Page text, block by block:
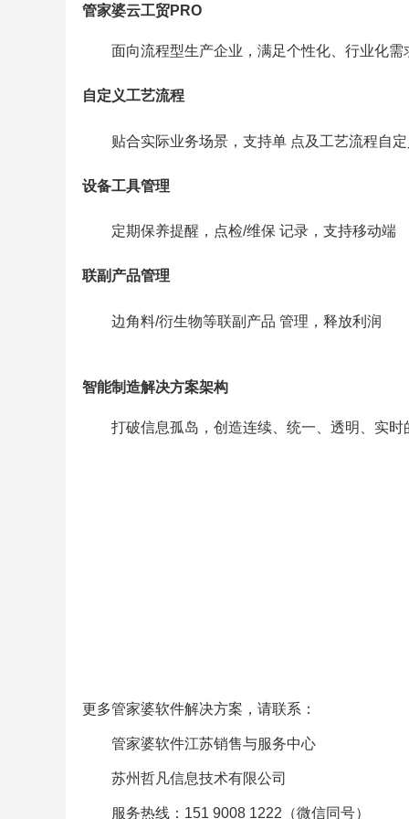
管家婆云工贸PRO
面向流程型生产企业，满足个性化、行业化需
自定义工艺流程
贴合实际业务场景，支持单 点及工艺流程自定
设备工具管理
定期保养提醒，点检/维保 记录，支持移动端
联副产品管理
边角料/衍生物等联副产品 管理，释放利润
智能制造解决方案架构
打破信息孤岛，创造连续、统一、透明、实时
更多管家婆软件解决方案，请联系：
管家婆软件江苏销售与服务中心
苏州哲凡信息技术有限公司
服务热线：151 9008 1222（微信同号）